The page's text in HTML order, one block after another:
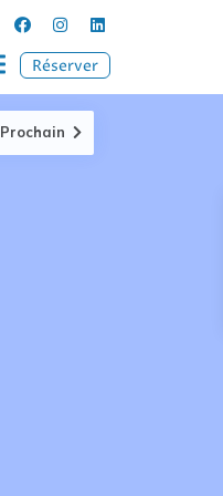
Réserver
Prochain